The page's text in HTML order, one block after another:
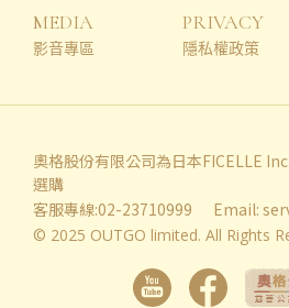
MEDIA
影音專區
PRIVACY
隱私權政策
奧格股份有限公司為日本FICELLE
選購
客服專線:02-23710999
Email:
© 2025 OUTGO limited. All Rights